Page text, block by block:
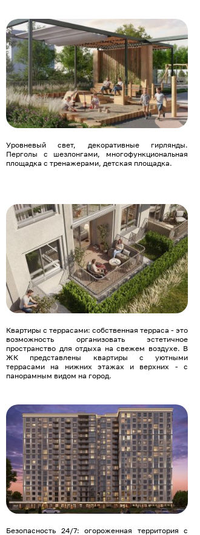
Уровневый свет, декоративные гирлянды.
Перголы с шезлонгами, многофункциональная
площадка с тренажерами, детская площадка.
Квартиры с террасами: собственная терраса - это
возможность организовать эстетичное
пространство для отдыха на свежем воздухе. В
ЖК представлены квартиры с уютными
террасами на нижних этажах и верхних - с
панорамным видом на город.
Безопасность 24/7: огороженная территория с